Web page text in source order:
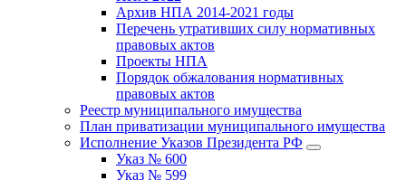
Архив НПА 2014-2021 годы
Перечень утративших силу нормативных
правовых актов
Проекты НПА
Порядок обжалования нормативных
правовых актов
Реестр муниципального имущества
План приватизации муниципального имущества
Исполнение Указов Президента РФ
Указ № 600
Указ № 599